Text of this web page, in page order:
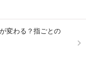
変わる？指ごとの